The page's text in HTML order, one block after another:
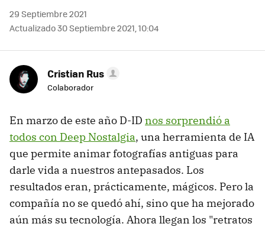
29 Septiembre 2021
Actualizado 30 Septiembre 2021, 10:04
Cristian Rus
Colaborador
En marzo de este año D-ID nos sorprendió a
todos con Deep Nostalgia, una herramienta de IA
que permite animar fotografías antiguas para
darle vida a nuestros antepasados. Los
resultados eran, prácticamente, mágicos. Pero la
compañía no se quedó ahí, sino que ha mejorado
aún más su tecnología. Ahora llegan los "retratos